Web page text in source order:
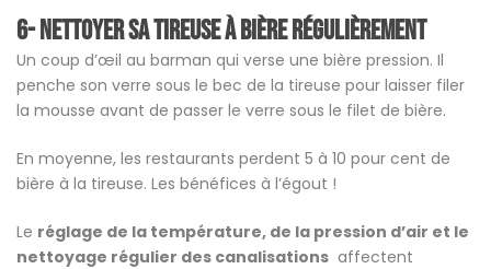
6- Nettoyer sa tireuse à bière régulièrement
Un coup d’œil au barman qui verse une bière pression. Il
penche son verre sous le bec de la tireuse pour laisser filer
la mousse avant de passer le verre sous le filet de bière.
En moyenne, les restaurants perdent 5 à 10 pour cent de
bière à la tireuse. Les bénéfices à l’égout !
Le réglage de la température, de la pression d’air et le
nettoyage régulier des canalisations affectent